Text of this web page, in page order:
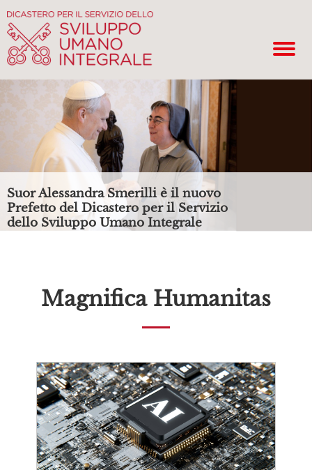
Suor Alessandra Smerilli è il nuovo
Prefetto del Dicastero per il Servizio
dello Sviluppo Umano Integrale
Magnifica Humanitas